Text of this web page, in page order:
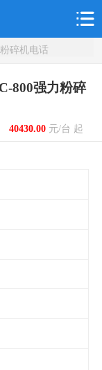
碎机电话
800强力粉碎
40430.00元/台 起